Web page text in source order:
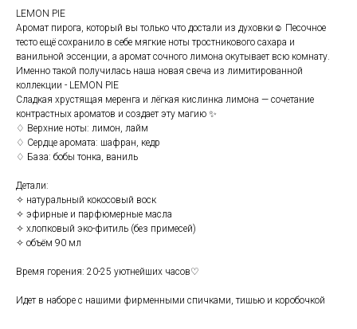
LEMON PIE
Аромат пирога, который вы только что достали из духовки☺️ Песочное
тесто ещё сохранило в себе мягкие ноты тростникового сахара и
ванильной эссенции, а аромат сочного лимона окутывает всю комнату.
Именно такой получилась наша новая свеча из лимитированной
коллекции - LEMON PIE
Сладкая хрустящая меренга и лёгкая кислинка лимона — сочетание
контрастных ароматов и создает эту магию ✨
♢ Верхние ноты: лимон, лайм
♢ Сердце аромата: шафран, кедр
♢ База: бобы тонка, ваниль
Детали:
✧ натуральный кокосовый воск
✧ эфирные и парфюмерные масла
✧ хлопковый эко-фитиль (без примесей)
✧ объём 90 мл
Время горения: 20-25 уютнейших часов♡
Идет в наборе с нашими фирменными спичками, тишью и коробочкой